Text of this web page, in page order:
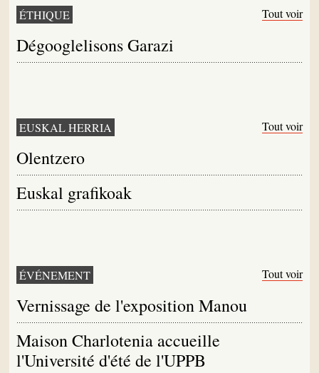
ÉTHIQUE Tout voir
Dégooglelisons Garazi
EUSKAL HERRIA Tout voir
Olentzero
Euskal grafikoak
ÉVÉNEMENT Tout voir
Vernissage de l'exposition Manou
Maison Charlotenia accueille
l'Université d'été de l'UPPB